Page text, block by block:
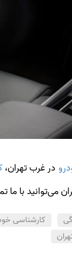
در غرب تهران،
می‌توانید با ما
کارشناسی